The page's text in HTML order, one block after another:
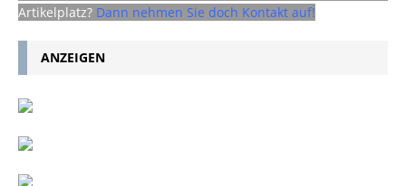
Artikelplatz? Dann nehmen Sie doch Kontakt auf!
ANZEIGEN